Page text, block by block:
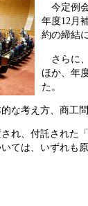
今定例
年度12月
約の締結
さらに
ほか、年
た。
な考え方、商工
れ、付託された
ては、いずれも